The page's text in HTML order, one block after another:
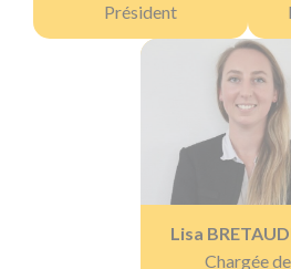
Président
Lisa
Chargée de